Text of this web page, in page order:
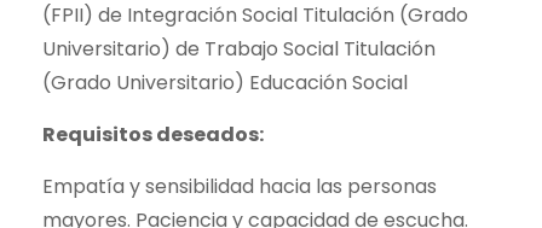
(FPII) de Integración Social Titulación (Grado
Universitario) de Trabajo Social Titulación
(Grado Universitario) Educación Social
Requisitos deseados:
Empatía y sensibilidad hacia las personas
mayores. Paciencia y capacidad de escucha.